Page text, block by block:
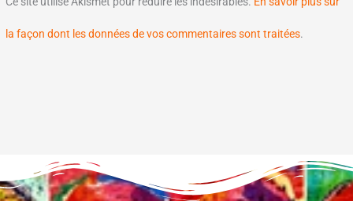
la façon dont les données de vos commentaires sont traitées.